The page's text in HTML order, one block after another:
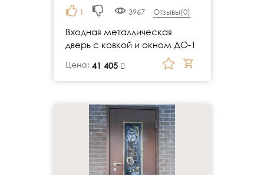
1 3967 Отзывы(0)
Входная металлическая
дверь с ковкой и окном ДО-1
Цена: 41 405
руб.